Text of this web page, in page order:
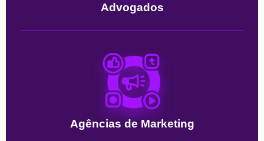
Advogados
Agências de Marketing